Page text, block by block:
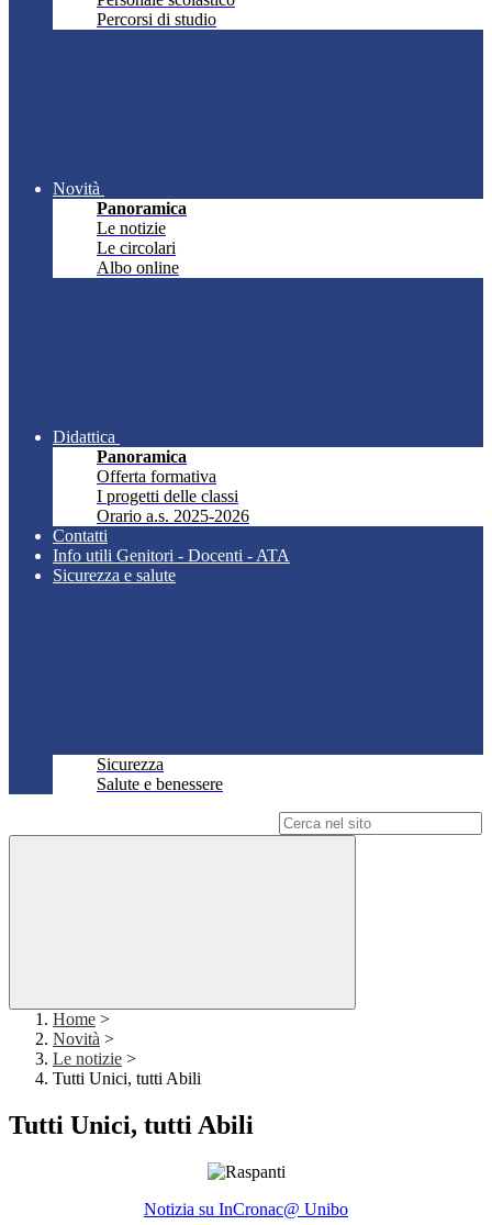
Percorsi di studio
Novità
Panoramica
Le notizie
Le circolari
Albo online
Didattica
Panoramica
Offerta formativa
I progetti delle classi
Orario a.s. 2025-2026
Contatti
Info utili Genitori - Docenti - ATA
Sicurezza e salute
Sicurezza
Salute e benessere
Home >
Novità >
Le notizie >
Tutti Unici, tutti Abili
Tutti Unici, tutti Abili
Notizia su InCronac@ Unibo